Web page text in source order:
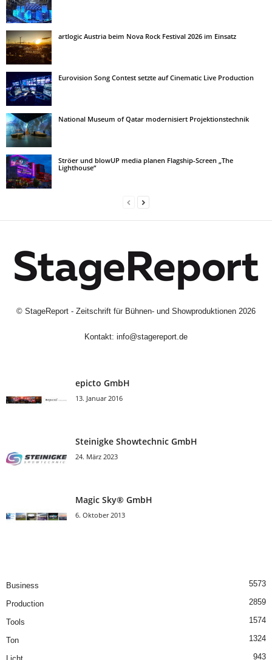
artlogic Austria beim Nova Rock Festival 2026 im Einsatz
Eurovision Song Contest setzte auf Cinematic Live Production
National Museum of Qatar modernisiert Projektionstechnik
Ströer und blowUP media planen Flagship-Screen „The
Lighthouse“
© StageReport - Zeitschrift für Bühnen- und Showproduktionen 2026
Kontakt: info@stagereport.de
epicto GmbH
13. Januar 2016
Steinigke Showtechnic GmbH
24. März 2023
Magic Sky® GmbH
6. Oktober 2013
Business 5573
Production 2859
Tools 1574
Ton 1324
943